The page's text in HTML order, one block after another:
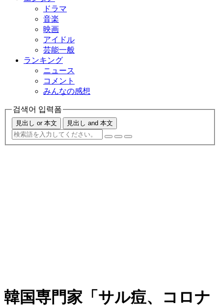
ドラマ
音楽
映画
アイドル
芸能一般
ランキング
ニュース
コメント
みんなの感想
검색어 입력폼
見出し or 本文 見出し and 本文
韓国専門家「サル痘、コロナ